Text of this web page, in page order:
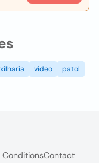
video
patol
ConditionsContact